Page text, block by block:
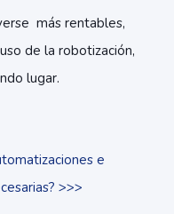
más rentables,
de la robotización,
lugar.
e
>>>